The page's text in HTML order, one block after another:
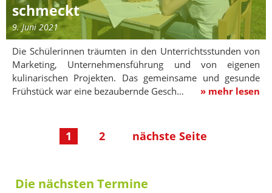
schmeckt
9. Juni 2021
Die Schülerinnen träumten in den Unterrichtsstunden von
Marketing, Unternehmensführung und von eigenen
kulinarischen Projekten. Das gemeinsame und gesunde
Frühstück war eine bezaubernde Gesch…
» mehr lesen
1 2 nächste Seite
Die nächsten Termine